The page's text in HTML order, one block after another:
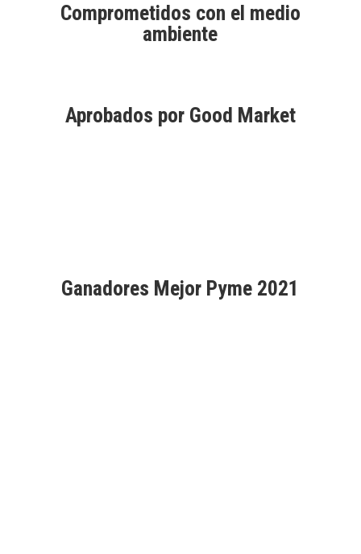
pueden
producto
Comprometidos con el medio
ambiente
Aprobados por Good Market
Ganadores Mejor Pyme 2021